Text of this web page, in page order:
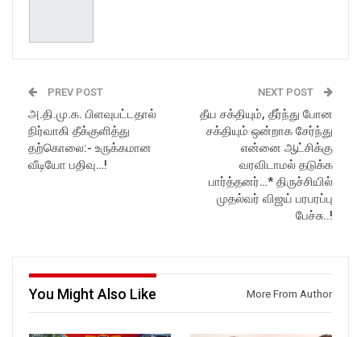
PREV POST
அ.தி.மு.க. பிளவுபட்டதால்
நிர்வாகி தீக்குளித்து
தற்கொலை:- உருக்கமான
வீடியோ பதிவு…!
NEXT POST
தீய சக்தியும், தீர்ந்து போன
சக்தியும் ஒன்றாக சேர்ந்து
என்னை ஆட்சிக்கு
வரவிடாமல் தடுக்க
பார்த்தனர்…* திருச்சியில்
முதல்வர் விஜய் பரபரப்பு
பேச்சு..!
You Might Also Like More From Author